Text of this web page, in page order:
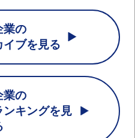
業の
ブを見る
業の
ンキングを見